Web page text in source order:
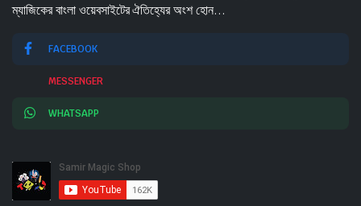
ম্যাজিকের বাংলা ওয়েবসাইটের ঐতিহ্যের অংশ হোন...
FACEBOOK
MESSENGER
WHATSAPP